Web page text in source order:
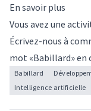
En savoir plus
Vous avez une
Écrivez-nous à
mot «Babillard» en
Babillard
Intelligence artificielle